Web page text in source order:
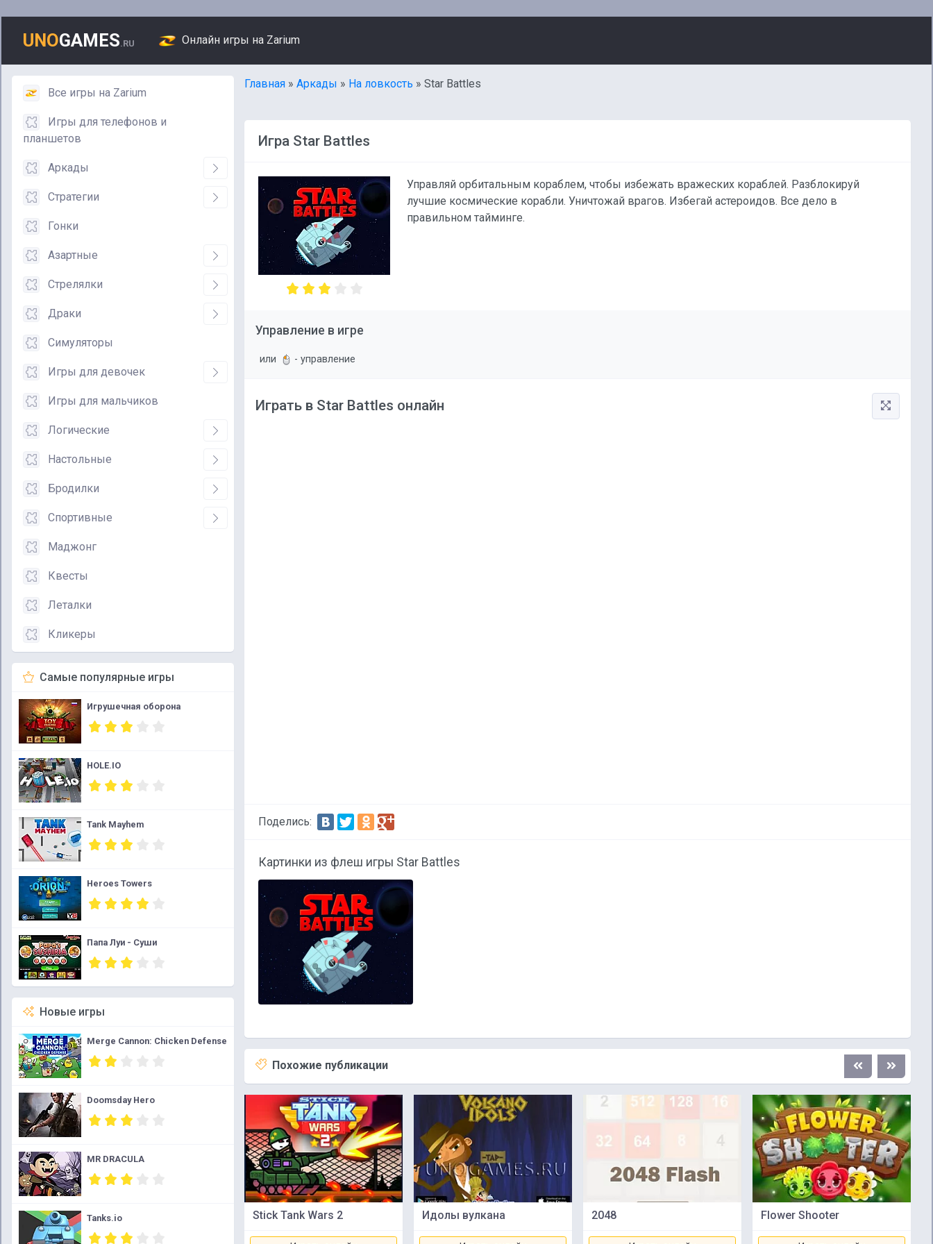
UNOGAMES.RU Онлайн игры на Zarium
Все игры на Zarium
Игры для телефонов и
планшетов
Аркады
Стратегии
Гонки
Азартные
Стрелялки
Драки
Симуляторы
Игры для девочек
Игры для мальчиков
Логические
Настольные
Бродилки
Спортивные
Маджонг
Квесты
Леталки
Кликеры
Самые популярные игры
Игрушечная оборона
HOLE.IO
Tank Mayhem
Heroes Towers
Папа Луи - Суши
Новые игры
Merge Cannon: Chicken Defense
Doomsday Hero
MR DRACULA
Tanks.io
Главная » Аркады » На ловкость » Star Battles
Игра Star Battles
Управляй орбитальным кораблем, чтобы избежать вражеских кораблей. Разблокируй
лучшие космические корабли. Уничтожай врагов. Избегай астероидов. Все дело в
правильном тайминге.
Управление в игре
или - управление
Играть в Star Battles онлайн
Поделись:
Картинки из флеш игры Star Battles
Похожие публикации
Stick Tank Wars 2 Идолы вулкана 2048 Flower Shooter